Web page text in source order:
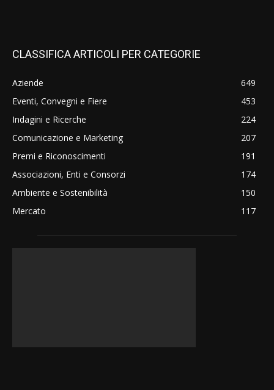
CLASSIFICA ARTICOLI PER CATEGORIE
Aziende
649
Eventi, Convegni e Fiere
453
Indagini e Ricerche
224
Comunicazione e Marketing
207
Premi e Riconoscimenti
191
Associazioni, Enti e Consorzi
174
Ambiente e Sostenibilità
150
Mercato
117